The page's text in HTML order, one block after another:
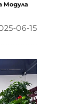
Модула
06-15